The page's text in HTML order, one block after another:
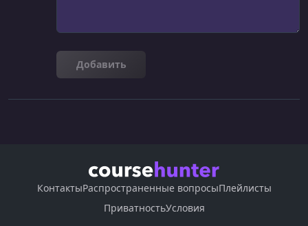
Добавить
КонтактыРаспространенные вопросыПлейлисты
ПриватностьУсловия